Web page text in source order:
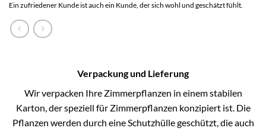
Ein zufriedener Kunde ist auch ein Kunde, der sich wohl und geschätzt fühlt.
Verpackung und Lieferung
Wir verpacken Ihre Zimmerpflanzen in einem stabilen
Karton, der speziell für Zimmerpflanzen konzipiert ist. Die
Pflanzen werden durch eine Schutzhülle geschützt, die auch